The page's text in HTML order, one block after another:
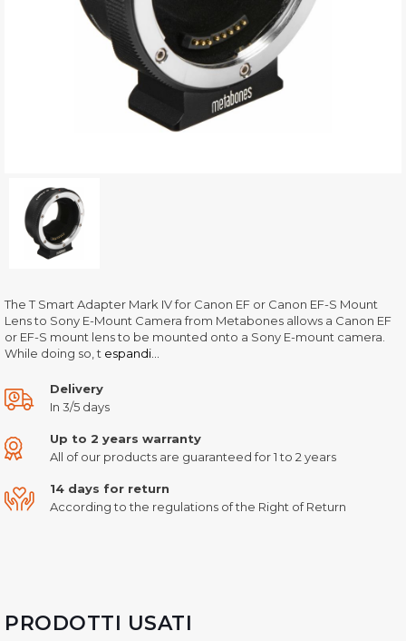
The T Smart Adapter Mark IV for Canon EF or Canon EF-S Mount
Lens to Sony E-Mount Camera from Metabones allows a Canon EF
or EF-S mount lens to be mounted onto a Sony E-mount camera.
While doing so, t espandi...
Delivery
In 3/5 days
Up to 2 years warranty
All of our products are guaranteed for 1 to 2 years
14 days for return
According to the regulations of the Right of Return
PRODOTTI USATI